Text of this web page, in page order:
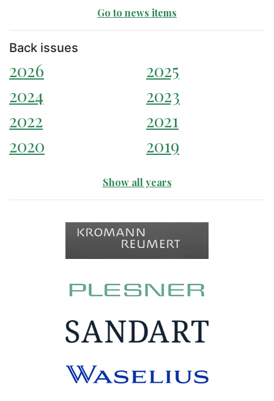
Go to news items
Back issues
2026
2025
2024
2023
2022
2021
2020
2019
Show all years